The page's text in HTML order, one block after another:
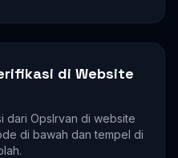
di Website
dari OpsIrvan di website
di bawah dan tempel di